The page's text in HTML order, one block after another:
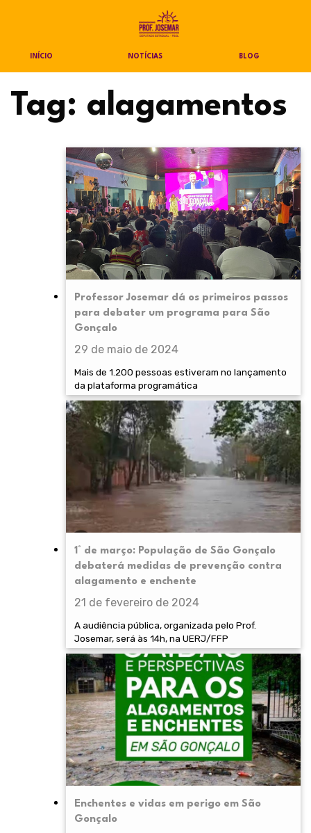
INÍCIO NOTÍCIAS BLOG
Tag: alagamentos
Professor Josemar dá os primeiros passos
para debater um programa para São
Gonçalo
29 de maio de 2024
Mais de 1.200 pessoas estiveram no lançamento
da plataforma programática
1° de março: População de São Gonçalo
debaterá medidas de prevenção contra
alagamento e enchente
21 de fevereiro de 2024
A audiência pública, organizada pelo Prof.
Josemar, será às 14h, na UERJ/FFP
Enchentes e vidas em perigo em São
Gonçalo